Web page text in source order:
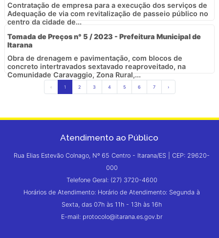
Contratação de empresa para a execução dos serviços de
Adequação de via com revitalização de passeio público no
centro da cidade de...
Tomada de Preços n° 5 / 2023 - Prefeitura Municipal de
Itarana
Obra de drenagem e pavimentação, com blocos de
concreto intertravados sextavado reaproveitado, na
Comunidade Caravaggio, Zona Rural,...
‹ 1 2 3 4 5 6 7 ›
Atendimento ao Público
Rua Elias Estevão Colnago, Nº 65 Centro - Itarana/ES | CEP: 29620-
000
Telefone Geral: (27) 3720-4600
Horários de Atendimento: Horário de Atendimento: Segunda à
Sexta, das 07h às 11h - 13h às 16h
E-mail: protocolo@itarana.es.gov.br